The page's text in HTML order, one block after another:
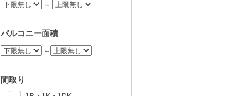
～
バルコニー面積
～
間取り